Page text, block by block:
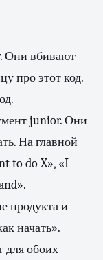
Они вбивают
про этот код.
junior. Они
На главной
to do X», «I
продукта и
начать».
для обоих